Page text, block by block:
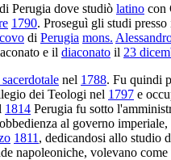
Perugia dove studiò latino con
1790. Proseguì gli studi presso
di Perugia mons.
e il diaconato il 23
nel 1788. Fu quindi
dei Teologi nel 1797 e
1814 Perugia fu sotto
al governo
1811 , dedicandosi allo studio
napoleoniche, volevano come